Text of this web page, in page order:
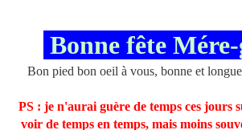
Bonne fête
Bon pied bon oeil à vous, bonne et
PS : je n'aurai guère de temps ces jours
voir de temps en temps, mais moins